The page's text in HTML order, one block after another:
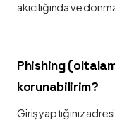
akıcılığında ve
Phishing
korunabilirim?
Giriş yaptığınız